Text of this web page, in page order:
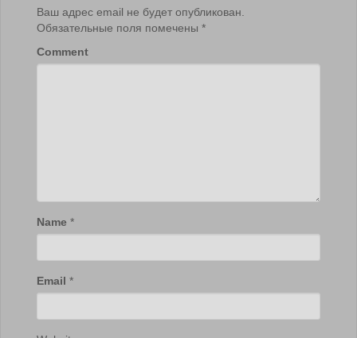
Ваш адрес email не будет опубликован.
Обязательные поля помечены *
Comment
Name *
Email *